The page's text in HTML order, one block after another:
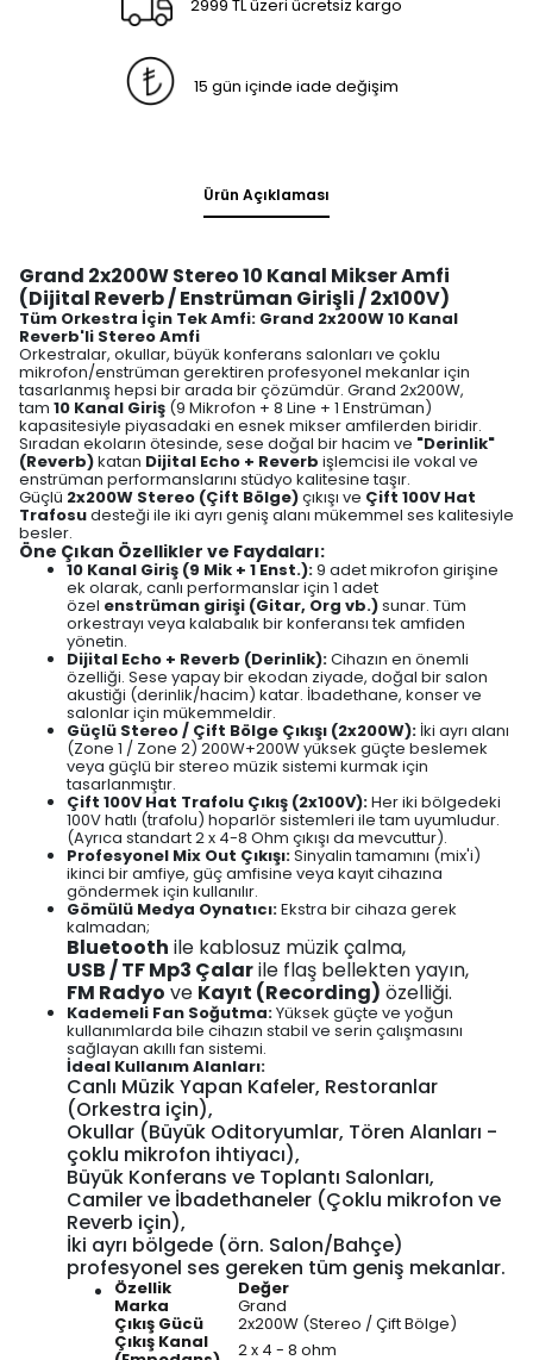
2999 TL üzeri ücretsiz kargo
15 gün içinde iade değişim
Ürün Açıklaması
Grand 2x200W Stereo 10 Kanal Mikser Amfi
(Dijital Reverb / Enstrüman Girişli / 2x100V)
Tüm Orkestra İçin Tek Amfi: Grand 2x200W 10 Kanal
Reverb'li Stereo Amfi
Orkestralar, okullar, büyük konferans salonları ve çoklu
mikrofon/enstrüman gerektiren profesyonel mekanlar için
tasarlanmış hepsi bir arada bir çözümdür. Grand 2x200W,
tam 10 Kanal Giriş (9 Mikrofon + 8 Line + 1 Enstrüman)
kapasitesiyle piyasadaki en esnek mikser amfilerden biridir.
Sıradan ekoların ötesinde, sese doğal bir hacim ve "Derinlik"
(Reverb)katan Dijital Echo + Reverb işlemcisi ile vokal ve
enstrüman performanslarını stüdyo kalitesine taşır.
Güçlü 2x200W Stereo (Çift Bölge)çıkışı ve Çift 100V Hat
Trafosudesteği ile iki ayrı geniş alanı mükemmel ses kalitesiyle
besler.
Öne Çıkan Özellikler ve Faydaları:
10 Kanal Giriş (9 Mik + 1 Enst.):9 adet mikrofon girişine
ek olarak, canlı performanslar için 1 adet
özel enstrüman girişi (Gitar, Org vb.)sunar. Tüm
orkestrayı veya kalabalık bir konferansı tek amfiden
yönetin.
Dijital Echo + Reverb (Derinlik):Cihazın en önemli
özelliği. Sese yapay bir ekodan ziyade, doğal bir salon
akustiği (derinlik/hacim) katar. İbadethane, konser ve
salonlar için mükemmeldir.
Güçlü Stereo / Çift Bölge Çıkışı (2x200W): İki ayrı alanı
(Zone 1 / Zone 2) 200W+200W yüksek güçte beslemek
veya güçlü bir stereo müzik sistemi kurmak için
tasarlanmıştır.
Çift 100V Hat Trafolu Çıkış (2x100V):Her iki bölgedeki
100V hatlı (trafolu) hoparlör sistemleri ile tam uyumludur.
(Ayrıca standart 2 x 4-8 Ohm çıkışı da mevcuttur).
Profesyonel Mix Out Çıkışı:Sinyalin tamamını (mix'i)
ikinci bir amfiye, güç amfisine veya kayıt cihazına
göndermek için kullanılır.
Gömülü Medya Oynatıcı:Ekstra bir cihaza gerek
kalmadan;
Bluetooth ile kablosuz müzik çalma,
USB / TF Mp3 Çalarile flaş bellekten yayın,
FM Radyo ve Kayıt (Recording) özelliği.
Kademeli Fan Soğutma:Yüksek güçte ve yoğun
kullanımlarda bile cihazın stabil ve serin çalışmasını
sağlayan akıllı fan sistemi.
İdeal Kullanım Alanları:
Canlı Müzik Yapan Kafeler, Restoranlar
(Orkestra için),
Okullar (Büyük Oditoryumlar, Tören Alanları -
çoklu mikrofon ihtiyacı),
Büyük Konferans ve Toplantı Salonları,
Camiler ve İbadethaneler (Çoklu mikrofon ve
Reverb için),
İki ayrı bölgede (örn. Salon/Bahçe)
profesyonel ses gereken tüm geniş mekanlar.
Özellik Değer
Marka Grand
Çıkış Gücü 2x200W (Stereo / Çift Bölge)
Çıkış Kanal
2 x 4 - 8 ohm